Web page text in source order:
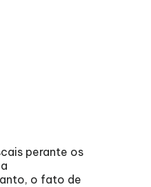
perante os
o fato de